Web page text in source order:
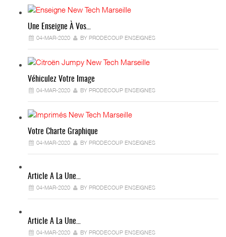
Une Enseigne À Vos…
04-MAR-2020 BY PRODECOUP ENSEIGNES
Véhiculez Votre Image
04-MAR-2020 BY PRODECOUP ENSEIGNES
Votre Charte Graphique
04-MAR-2020 BY PRODECOUP ENSEIGNES
Article A La Une…
04-MAR-2020 BY PRODECOUP ENSEIGNES
Article A La Une…
04-MAR-2020 BY PRODECOUP ENSEIGNES